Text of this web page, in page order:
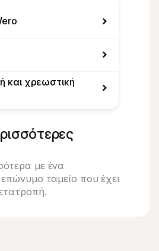
και χρεωστική
με ένα
ταμείο που έχει